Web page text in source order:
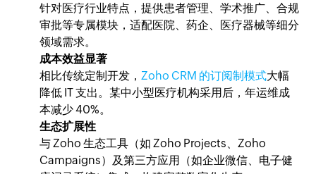
针对医疗行业特点，提供患者管理、学术推广、合规
审批等专属模块，适配医院、药企、医疗器械等细分
领域需求。
成本效益显著
相比传统定制开发，Zoho CRM 的订阅制模式大幅
降低 IT 支出。某中小型医疗机构采用后，年运维成
本减少 40%。
生态扩展性
与 Zoho 生态工具（如 Zoho Projects、Zoho
Campaigns）及第三方应用（如企业微信、电子健